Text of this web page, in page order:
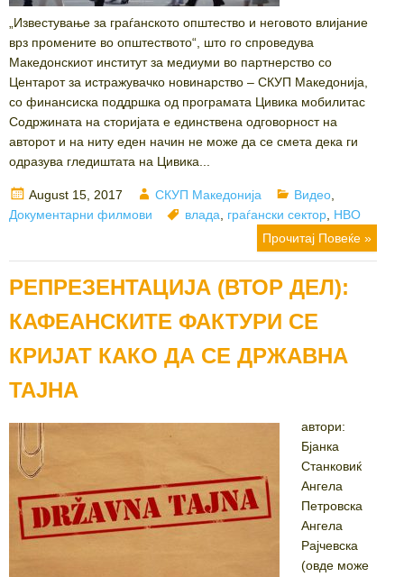
„Известување за граѓанското општество и неговото влијание
врз промените во општеството“, што го спроведува
Македонскиот институт за медиуми во партнерство со
Центарот за истражувачко новинарство – СКУП Македонија,
со финансиска поддршка од програмата Цивика мобилитас
Содржината на сторијата е единствена одговорност на
авторот и на ниту еден начин не може да се смета дека ги
одразува гледиштата на Цивика...
Posted
on
August 15, 2017 Author
СКУП Македонија Categories
Видео
Документарни филмови
Tags
влада граѓански сектор НВО
Прочитај Повеќе »
РЕПРЕЗЕНТАЦИЈА (ВТОР ДЕЛ):
КАФЕАНСКИТЕ ФАКТУРИ СЕ
КРИЈАТ КАКО ДА СЕ ДРЖАВНА
ТАЈНА
автори:
Бјанка
Станковиќ
Ангела
Петровска
Ангела
Рајчевска
(овде може